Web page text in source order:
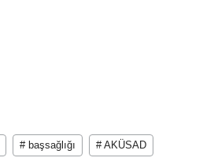
# başsağlığı # AKÜSAD